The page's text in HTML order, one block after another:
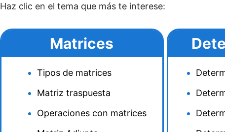
Haz clic en el tema que más te interese:
Matrices
Tipos de matrices
Matriz traspuesta
Operaciones con matrices